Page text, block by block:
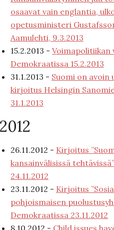
osaavat vain englantia,
opetusministeri
Aamulehti, 9.3.2013
15.2.2013 -
Demokraatissa 15.2.2013
31.1.2013 - Suomi on avoin
kirjoitus Helsingin
31.1.2013
2012
26.11.2012 - Kirjoitus
kansainvälisissä
24.11.2012
23.11.2012 - Kirjoitus
pohjoismaisen
Demokraatissa 23.11.2012
8.10.2012 - Child issues